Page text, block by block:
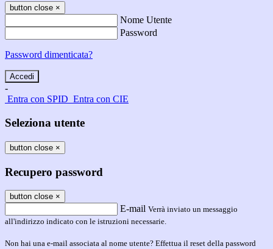
button close ×
Nome Utente
Password
Password dimenticata?
-
Entra con SPID Entra con CIE
Seleziona utente
button close ×
Recupero password
button close ×
E-mail Verrà inviato un messaggio
all'indirizzo indicato con le istruzioni necessarie.
Non hai una e-mail associata al nome utente? Effettua il reset della password